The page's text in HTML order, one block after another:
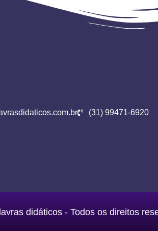
(31) 99471-6920
didáticos - Todos os direitos